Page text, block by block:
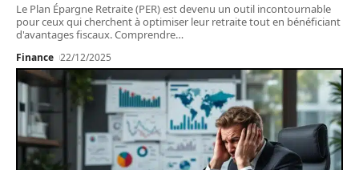
Le Plan Épargne Retraite (PER) est devenu un outil incontournable
pour ceux qui cherchent à optimiser leur retraite tout en bénéficiant
d'avantages fiscaux. Comprendre…
Finance 22/12/2025